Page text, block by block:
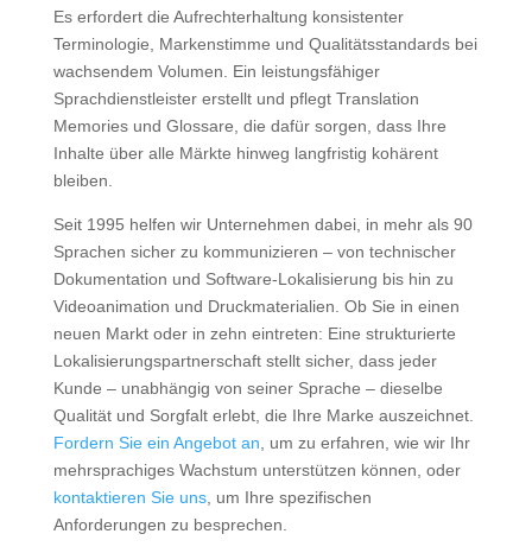
Es erfordert die Aufrechterhaltung konsistenter
Terminologie, Markenstimme und Qualitätsstandards bei
wachsendem Volumen. Ein leistungsfähiger
Sprachdienstleister erstellt und pflegt Translation
Memories und Glossare, die dafür sorgen, dass Ihre
Inhalte über alle Märkte hinweg langfristig kohärent
bleiben.
Seit 1995 helfen wir Unternehmen dabei, in mehr als 90
Sprachen sicher zu kommunizieren – von technischer
Dokumentation und Software-Lokalisierung bis hin zu
Videoanimation und Druckmaterialien. Ob Sie in einen
neuen Markt oder in zehn eintreten: Eine strukturierte
Lokalisierungspartnerschaft stellt sicher, dass jeder
Kunde – unabhängig von seiner Sprache – dieselbe
Qualität und Sorgfalt erlebt, die Ihre Marke auszeichnet.
Fordern Sie ein Angebot an , um zu erfahren, wie wir Ihr
mehrsprachiges Wachstum unterstützen können, oder
kontaktieren Sie uns, um Ihre spezifischen
Anforderungen zu besprechen.